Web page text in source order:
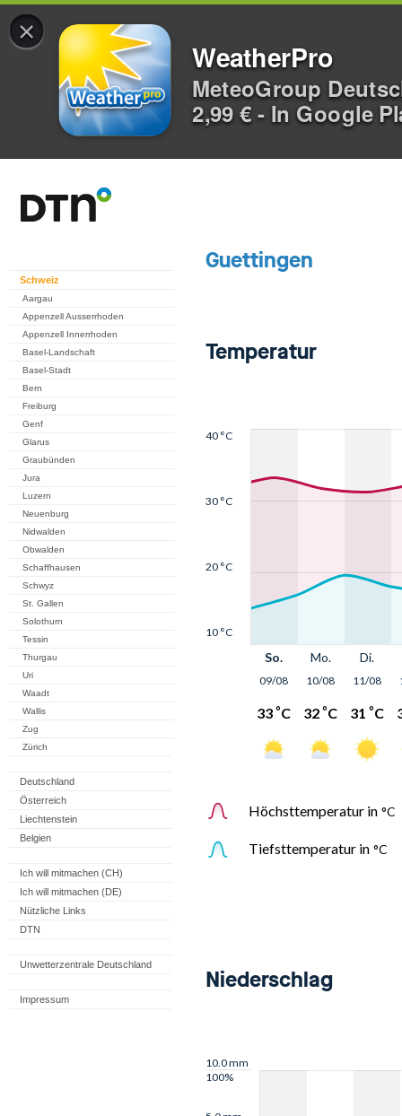
×
WeatherPro
MeteoGroup
2,99 € - In Google
Schweiz
Aargau
Appenzell Ausserrhoden
Appenzell Innerrhoden
Basel-Landschaft
Basel-Stadt
Bern
Freiburg
Genf
Glarus
Graubünden
Jura
Luzern
Neuenburg
Nidwalden
Obwalden
Schaffhausen
Schwyz
St. Gallen
Solothurn
Tessin
Thurgau
Uri
Waadt
Wallis
Zug
Zürich
Deutschland
Österreich
Liechtenstein
Belgien
Ich will mitmachen (CH)
Ich will mitmachen (DE)
Nützliche Links
DTN
Unwetterzentrale Deutschland
Impressum